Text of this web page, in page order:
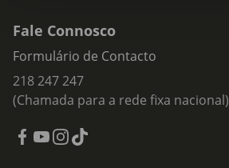
Fale Connosco
Formulário de Contacto
218 247 247
(Chamada para a rede fixa nacional)